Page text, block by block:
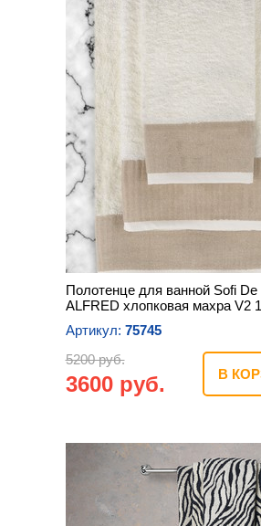
Полотенце для ванной Sofi De
ALFRED хлопковая махра V2
Артикул: 75745
5200 руб.
3600 руб. В